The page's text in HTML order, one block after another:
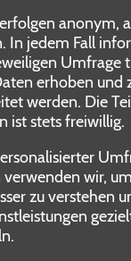
anonym,
In jedem Fall
Umfrage
erhoben und
werden. Die
ist stets freiwillig.
wir,
zu verstehen